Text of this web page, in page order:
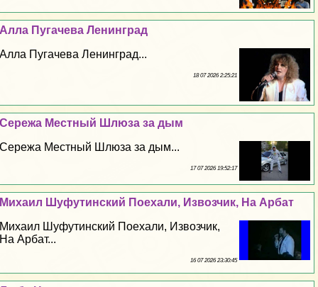
Алла Пугачева Ленинград
Алла Пугачева Ленинград...
18 07 2026 2:25:21
Сережа Местный Шлюза за дым
Сережа Местный Шлюза за дым...
17 07 2026 19:52:17
Михаил Шуфутинский Поехали, Извозчик, На Арбат
Михаил Шуфутинский Поехали, Извозчик,
На Арбат...
16 07 2026 23:30:45